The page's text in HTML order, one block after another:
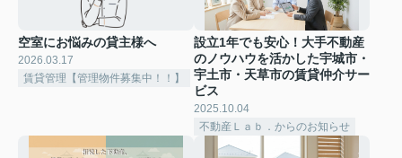
空室にお悩みの貸主様へ
2026.03.17
賃貸管理【管理物件募集中！！】
設立1年でも安心！大手不動産
のノウハウを活かした宇城市・
宇土市・天草市の賃貸仲介サー
ビス
2025.10.04
不動産Ｌａｂ．からのお知らせ